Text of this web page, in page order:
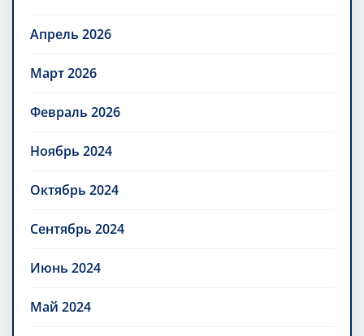
Апрель 2026
Март 2026
Февраль 2026
Ноябрь 2024
Октябрь 2024
Сентябрь 2024
Июнь 2024
Май 2024